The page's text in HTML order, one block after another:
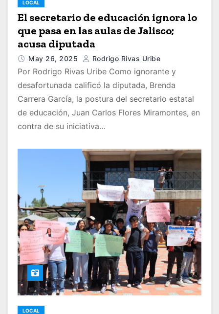
LOCAL
El secretario de educación ignora lo
que pasa en las aulas de Jalisco;
acusa diputada
May 26, 2025 Rodrigo Rivas Uribe
Por Rodrigo Rivas Uribe Como ignorante y
desafortunada calificó la diputada, Brenda
Carrera García, la postura del secretario estatal
de educación, Juan Carlos Flores Miramontes, en
contra de su iniciativa…
LOCAL